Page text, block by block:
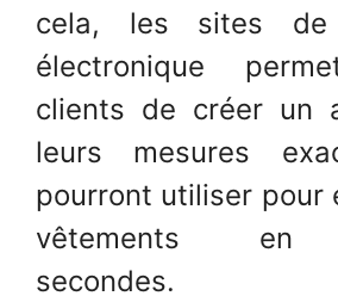
cela, les sites de
électronique
clients de créer un
leurs mesures
pourront utiliser pour
vêtements en
secondes.